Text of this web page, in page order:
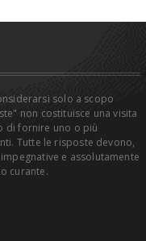
solo a scopo
non costituisce una visita
di fornire uno o più
Tutte le risposte devono,
e assolutamente
curante.